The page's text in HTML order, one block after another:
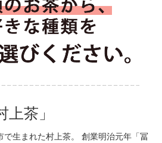
茶」
で生まれた村上茶。 創業明治元年「冨